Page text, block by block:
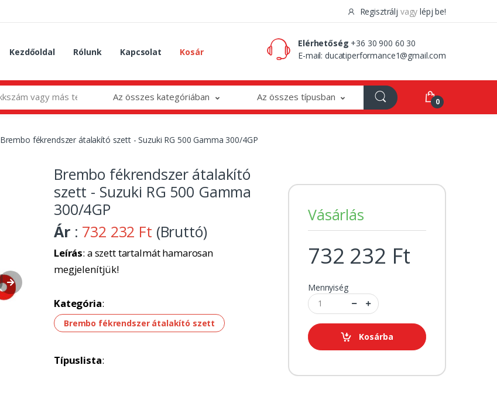
Regisztrálj vagy lépj be!
Kezdőoldal Rólunk Kapcsolat Kosár
Elérhetőség +36 30 900 60 30
E-mail:ducatiperformance1@gmail.com
Az összes kategóriában Az összes típusban 0
Brembo fékrendszer átalakító szett - Suzuki RG 500 Gamma 300/4GP
Brembo fékrendszer átalakító
szett - Suzuki RG 500 Gamma
300/4GP
Ár : 732 232 Ft (Bruttó)
Leírás: a szett tartalmát hamarosan
megjelenítjük!
Kategória:
Brembo fékrendszer átalakító szett
Típuslista:
Vásárlás
732 232 Ft
Mennyiség
Kosárba